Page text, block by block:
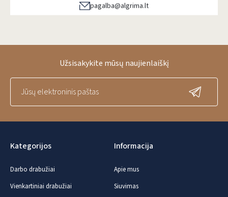
pagalba@algrima.lt
Kategorijos
Darbo drabužiai
Vienkartiniai drabužiai
Informacija
Apie mus
Siuvimas
Užsisakykite mūsų naujienlaiškį